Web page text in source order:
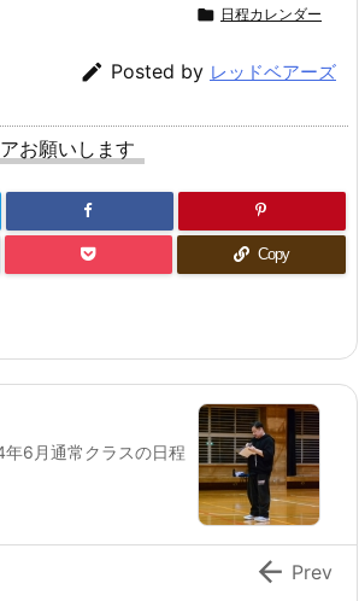
 日程カレンダー
 Posted by レッドベアーズ
お願いします
Copy
年6月通常クラスの日程
 Prev